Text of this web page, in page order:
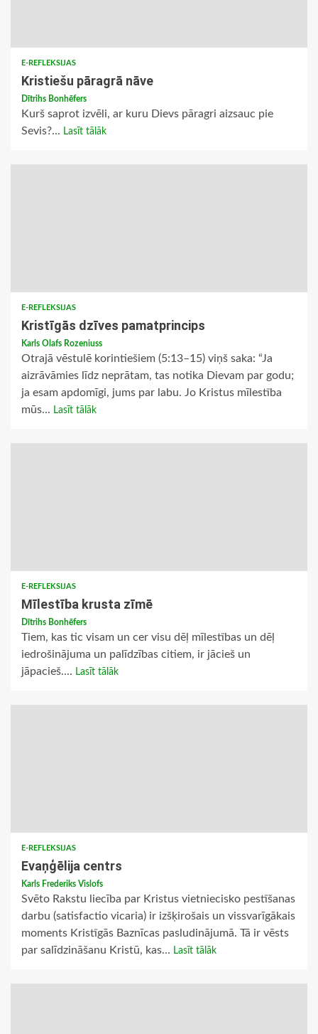
E-REFLEKSIJAS
Kristiešu pāragrā nāve
Dītrihs Bonhēfers
Kurš saprot izvēli, ar kuru Dievs pāragri aizsauc pie
Sevis?... Lasīt tālāk
E-REFLEKSIJAS
Kristīgās dzīves pamatprincips
Karls Olafs Rozeniuss
Otrajā vēstulē korintiešiem (5:13–15) viņš saka: “Ja
aizrāvāmies līdz neprātam, tas notika Dievam par godu;
ja esam apdomīgi, jums par labu. Jo Kristus mīlestība
mūs... Lasīt tālāk
E-REFLEKSIJAS
Mīlestība krusta zīmē
Dītrihs Bonhēfers
Tiem, kas tic visam un cer visu dēļ mīlestības un dēļ
iedrošinājuma un palīdzības citiem, ir jācieš un
jāpacieš.... Lasīt tālāk
E-REFLEKSIJAS
Evaņģēlija centrs
Karls Frederiks Vislofs
Svēto Rakstu liecība par Kristus vietniecisko pestīšanas
darbu (satisfactio vicaria) ir izšķirošais un vissvarīgākais
moments Kristīgās Baznīcas pasludinājumā. Tā ir vēsts
par salīdzināšanu Kristū, kas... Lasīt tālāk